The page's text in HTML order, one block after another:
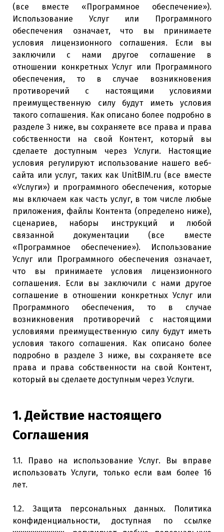
(все вместе «Программное обеспечение»).
Использование Услуг или Программного
обеспечения означает, что вы принимаете
условия лицензионного соглашения. Если вы
заключили с нами другое соглашение в
отношении конкретных Услуг или Программного
обеспечения, то в случае возникновения
противоречий с настоящими условиями
преимущественную силу будут иметь условия
такого соглашения. Как описано более подробно в
разделе 3 ниже, вы сохраняете все права и права
собственности на свой Контент, который вы
сделаете доступным через Услуги.
Настоящие
условия регулируют использование нашего веб-
сайта или услуг, таких как UnitBIM.ru (все вместе
«Услуги») и программного обеспечения, которые
мы включаем как часть услуг, в том числе любые
приложения, файлы Контента (определено ниже),
сценариев, наборы инструкций и любой
связанной документации (все вместе
«Программное обеспечение»). Использование
Услуг или Программного обеспечения означает,
что вы принимаете условия лицензионного
соглашения. Если вы заключили с нами другое
соглашение в отношении конкретных Услуг или
Программного обеспечения, то в случае
возникновения противоречий с настоящими
условиями преимущественную силу будут иметь
условия такого соглашения. Как описано более
подробно в разделе 3 ниже, вы сохраняете все
права и права собственности на свой Контент,
который вы сделаете доступным через Услуги.
1. Действие настоящего
Соглашения
1.1. Право на использование Услуг. Вы вправе
использовать Услуги, только если вам более 16
лет.
1.2. Защита персональных данных. Политика
конфиденциальности, доступная по ссылке